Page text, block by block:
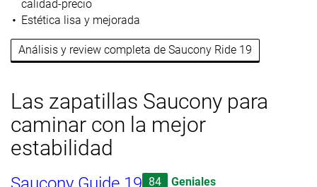
calidad-precio
Estética lisa y mejorada
Análisis y review completa de Saucony Ride 19
Las zapatillas Saucony para
caminar con la mejor
estabilidad
84 Geniales